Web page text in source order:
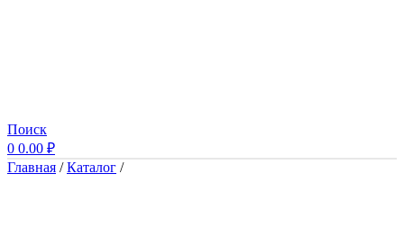
Поиск
0 0.00 ₽
Главная /Каталог /